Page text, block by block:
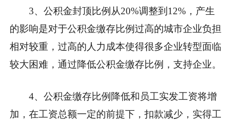
3、公积金封顶比例从20%调整到12%，产生
的影响是对于公积金缴存比例过高的城市企业负担
相对较重，过高的人力成本使得很多企业转型面临
较大困难，通过降低公积金缴存比例，支持企业。
4、公积金缴存比例降低和员工实发工资将增
加，在工资总额一定的前提下，扣款减少，实得工